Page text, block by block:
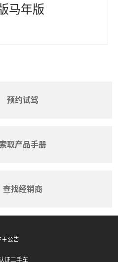
马年版
预约试驾
取产品手册
查找经销商
主公告
证二手车